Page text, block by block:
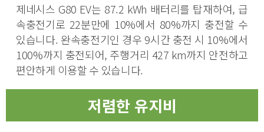
제네시스 G80 EV는 87.2 kWh 배터리를 탑재하여, 급
속충전기로 22분만에 10%에서 80%까지 충전할 수
있습니다. 완속충전기인 경우 9시간 충전 시 10%에서
100%까지 충전되어, 주행거리 427 km까지 안전하고
편안하게 이용할 수 있습니다.
저렴한 유지비